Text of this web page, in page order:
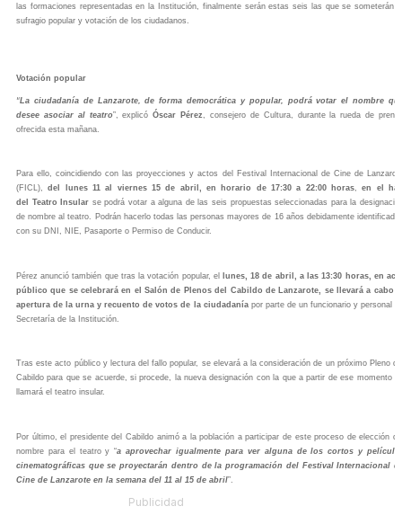
las formaciones representadas en la Institución, finalmente serán estas seis las que se someterán
sufragio popular y votación de los ciudadanos.
Votación popular
“La ciudadanía de Lanzarote, de forma democrática y popular, podrá votar el nombre
desee asociar al teatro”, explicóÓscar Pérez, consejero de Cultura, durante la rueda de
ofrecida esta mañana.
Para ello, coincidiendo con las proyecciones y actos del Festival Internacional de Cine de
(FICL),del lunes 11 al viernes 15 de abril, en horario de 17:30 a 22:00 horas,en el
del
Teatro Insular se podrá votar a alguna de las seis propuestas seleccionadas para la
de nombre al teatro. Podrán hacerlo todas las personas mayores de 16 años debidamente
con su DNI, NIE, Pasaporte o Permiso de Conducir.
Pérez anunció también que tras la votación popular, el
lunes, 18 de abril, a las 13:30 horas, en
público que se celebrará en el Salón de Plenos del Cabildo de Lanzarote, se llevará a cabo
apertura de la urna y recuento de votos de la ciudadanía por parte de un funcionario y personal
Secretaría de la Institución.
Tras este acto público y lectura del fallo popular, se elevará a la consideración de un próximo Pleno
Cabildo para que se acuerde, si procede, la nueva designación con la que a partir de ese momento
llamará el teatro insular.
Por último, el presidente del Cabildo animó a la población a participar de este proceso de elección
nombre para el teatro y “a aprovechar igualmente para ver alguna de los cortos y
cinematográficas que se proyectarán dentro de la programación del Festival Internacional
Cine de Lanzarote en la semana del 11 al 15 de abril”.
Publicidad